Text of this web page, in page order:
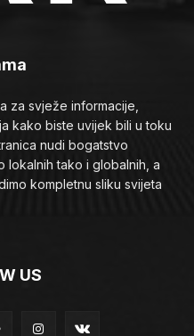
za svježe informacije,
kako biste uvijek bili u toku
nudi bogatstvo
lokalnih tako i globalnih, a
kompletnu sliku svijeta
US